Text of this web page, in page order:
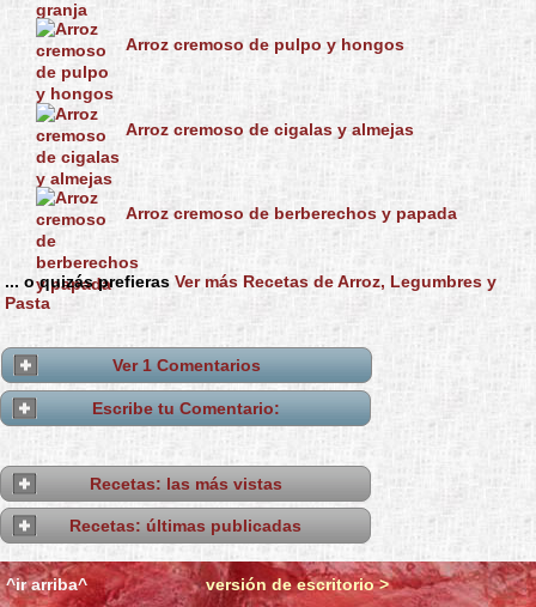
Arroz cremoso de pulpo y hongos
Arroz cremoso de cigalas y almejas
Arroz cremoso de berberechos y papada
... o quizás prefieras Ver más Recetas de Arroz, Legumbres y
Pasta
Ver 1 Comentarios
Escribe tu Comentario:
Recetas: las más vistas
Recetas: últimas publicadas
^ir arriba^ versión de escritorio >